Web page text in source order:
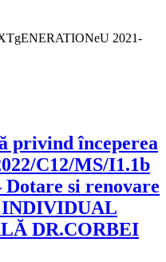
privind începerea
C12/MS/I1.1b
si renovare
DR.CORBEI